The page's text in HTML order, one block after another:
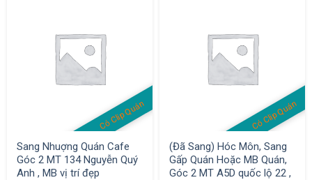
Có Clip Quán
Sang Nhuợng Quán Cafe
Góc 2 MT 134 Nguyễn Quý
Anh , MB vị trí đẹp
Có Clip Quán
(Đã Sang) Hóc Môn, Sang
Gấp Quán Hoặc MB Quán,
Góc 2 MT A5D quốc lộ 22 ,